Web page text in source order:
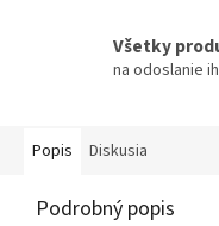
Všetky
na odoslanie
Popis Diskusia
Podrobný popis